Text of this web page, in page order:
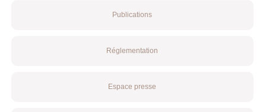
Publications
Réglementation
Espace presse